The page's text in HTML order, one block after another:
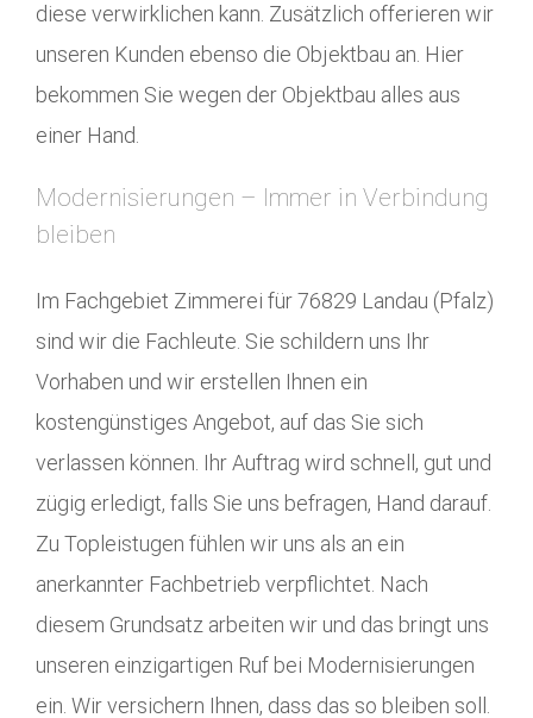
diese verwirklichen kann. Zusätzlich offerieren wir
unseren Kunden ebenso die Objektbau an. Hier
bekommen Sie wegen der Objektbau alles aus
einer Hand.
Modernisierungen – Immer in Verbindung
bleiben
Im Fachgebiet Zimmerei für 76829 Landau (Pfalz)
sind wir die Fachleute. Sie schildern uns Ihr
Vorhaben und wir erstellen Ihnen ein
kostengünstiges Angebot, auf das Sie sich
verlassen können. Ihr Auftrag wird schnell, gut und
zügig erledigt, falls Sie uns befragen, Hand darauf.
Zu Topleistugen fühlen wir uns als an ein
anerkannter Fachbetrieb verpflichtet. Nach
diesem Grundsatz arbeiten wir und das bringt uns
unseren einzigartigen Ruf bei Modernisierungen
ein. Wir versichern Ihnen, dass das so bleiben soll.